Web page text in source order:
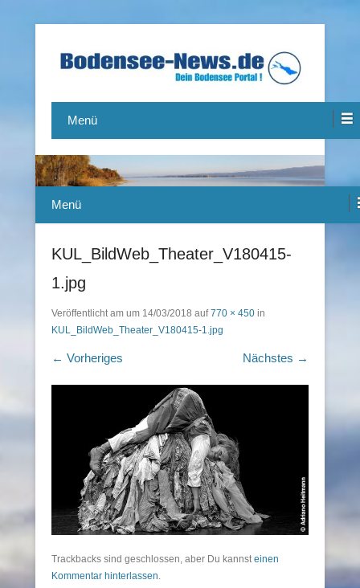
Bodensee-News.de
Menü
Menü
KUL_BildWeb_Theater_V180415-
1.jpg
Veröffentlicht am um 14/03/2018 auf770 × 450 in
KUL_BildWeb_Theater_V180415-1.jpg
← Vorheriges Nächstes →
Trackbacks sind geschlossen, aber Du kannsteinen
Kommentar hinterlassen.